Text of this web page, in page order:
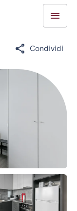
Condividi